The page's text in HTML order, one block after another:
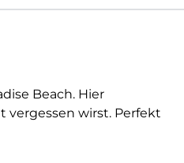
Beach. Hier
vergessen wirst. Perfekt